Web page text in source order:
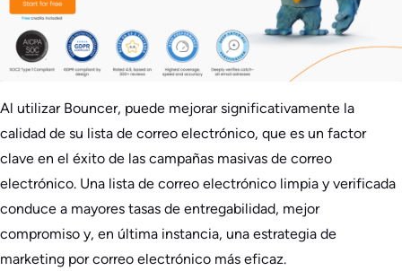
Al utilizar Bouncer, puede mejorar significativamente la
calidad de su lista de correo electrónico, que es un factor
clave en el éxito de las campañas masivas de correo
electrónico. Una lista de correo electrónico limpia y verificada
conduce a mayores tasas de entregabilidad, mejor
compromiso y, en última instancia, una estrategia de
marketing por correo electrónico más eficaz.